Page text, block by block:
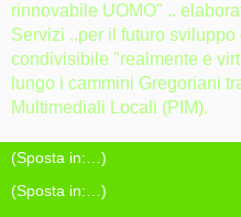
rinnovabile UOMO" ..
Servizi ..per il futuro
condivisibile "realmente e
lungo i cammini Gregoriani
Multimediali Locali (PIM).